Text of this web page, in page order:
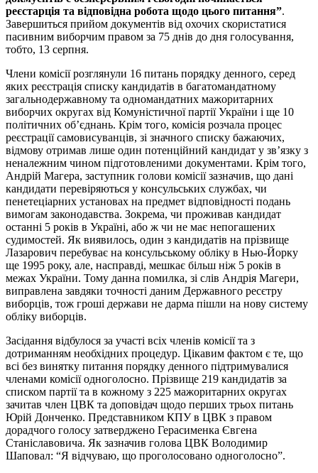
реєстарція та відповідна робота щодо цього питання”.
Завершиться прийом документів від охочих скористатися
пасивним виборчим правом за 75 днів до дня голосування,
тобто, 13 серпня.
Члени комісії розглянули 16 питань порядку денного, серед
яких реєстрація списку кандидатів в багатомандатному
загальнодержавному та одномандатних мажоритарних
виборчих округах від Комуністичної партії України і ще 10
політичних об’єднань. Крім того, комісія розчала процес
реєстрації самовисуванців, зі значного списку бажаючих,
відмову отримав лише один потенційний кандидат у зв’язку з
неналежним чином підготовленими документами. Крім того,
Андрій Магера, заступник голови комісії зазначив, що дані
кандидати перевіряються у консульських службах, чи
пенетеціарних установах на предмет відповідності подань
вимогам законодавства. Зокрема, чи проживав кандидат
останні 5 років в Україні, або ж чи не має непогашених
судимостей. Як виявилось, один з кандидатів на прізвище
Лазарович перебуває на консульському обліку в Нью-Йорку
ще 1995 року, але, насправді, мешкає більш ніж 5 років в
межах України. Тому данна помилка, зі слів Андрія Магери,
виправлена завдяки точності даним Державного ресєтру
виборців, тож гроші держави не дарма пішли на нову систему
обліку виборців.
Засідання відбулося за участі всіх членів комісії та з
дотриманням необхідних процедур. Цікавим фактом є те, що
всі без винятку питання порядку денного підтримувалися
членами комісії одноголосно. Прізвище 219 кандидатів за
списком партії та в кожному з 225 мажоритарних округах
зачитав член ЦВК та доповідач щодо перших трьох питань
Юрій Донченко. Представником КПУ в ЦВК з правом
дорадчого голосу затверджено Герасименка Євгена
Станіславовича. Як зазначив голова ЦВК Володимир
Шаповал: “Я відчуваю, що проголосовано одноголосно”.